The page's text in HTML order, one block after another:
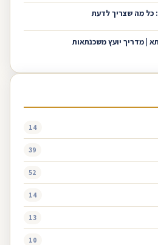
כל מה שצריך לדעת
| מדריך יועץ משכנתאות
14
39
52
14
13
10